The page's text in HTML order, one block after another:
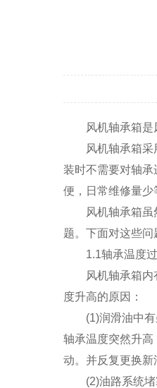
风机轴承箱是风
风机轴承箱采用
装时不需要对轴
便，日常维修量少
风机轴承箱虽然
题。下面对这些
1.1轴承温度过
风机轴承箱内有
度升高的原因：
(1)润滑油中有杂
轴承温度突然升
动。并反复更换
(2)油路系统堵塞